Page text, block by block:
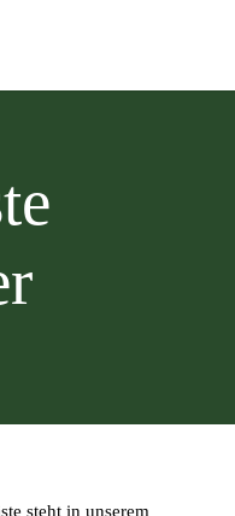
steht in unserem